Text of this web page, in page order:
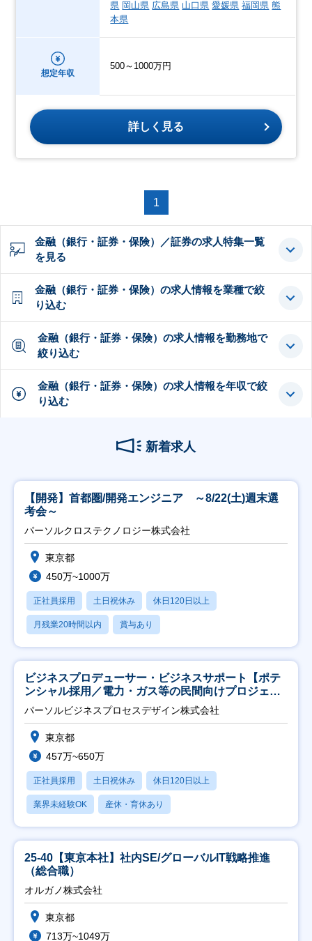
県 岡山県 広島県 山口県 愛媛県 福岡県 熊
本県
想定年収
500～1000万円
詳しく見る
1
金融（銀行・証券・保険）／証券の求人特集一覧
を見る
金融（銀行・証券・保険）の求人情報を業種で絞
り込む
金融（銀行・証券・保険）の求人情報を勤務地で
絞り込む
金融（銀行・証券・保険）の求人情報を年収で絞
り込む
新着求人
【開発】首都圏/開発エンジニア ～8/22(土)週末選
考会～
パーソルクロステクノロジー株式会社
東京都
450万~1000万
正社員採用 土日祝休み 休日120日以上
月残業20時間以内 賞与あり
ビジネスプロデューサー・ビジネスサポート【ポテ
ンシャル採用／電力・ガス等の民間向けプロジェク
ト推進】
パーソルビジネスプロセスデザイン株式会社
東京都
457万~650万
正社員採用 土日祝休み 休日120日以上
業界未経験OK 産休・育休あり
25-40【東京本社】社内SE/グローバルIT戦略推進
（総合職）
オルガノ株式会社
東京都
713万~1049万